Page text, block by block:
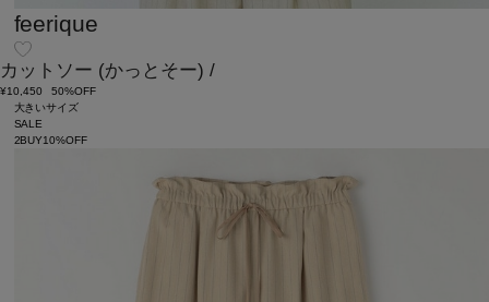
feerique
カットソー (かっとそー) /
¥10,450
50%OFF
大きいサイズ
SALE
2BUY10%OFF